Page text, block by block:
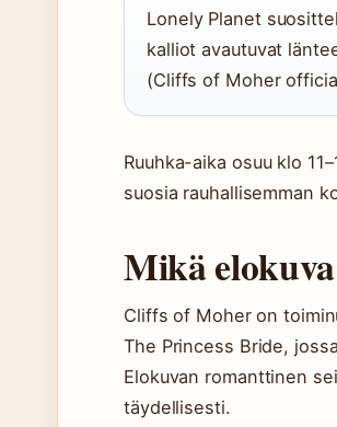
Lonely Planet
kalliot avautuvat
(Cliffs of Moher
Ruuhka-aika osuu klo
suosia rauhallisemman
Mikä
Cliffs of Moher on
The Princess Bride,
Elokuvan romanttinen
täydellisesti.